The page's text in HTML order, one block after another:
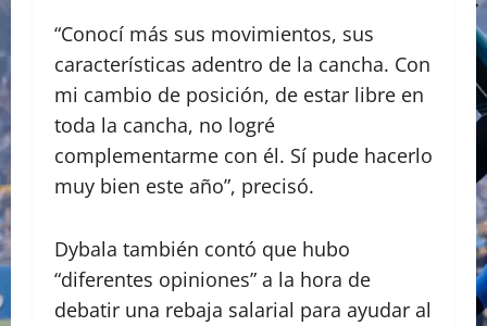
“Conocí más sus movimientos, sus
características adentro de la cancha. Con
mi cambio de posición, de estar libre en
toda la cancha, no logré
complementarme con él. Sí pude hacerlo
muy bien este año”, precisó.
Dybala también contó que hubo
“diferentes opiniones” a la hora de
debatir una rebaja salarial para ayudar al